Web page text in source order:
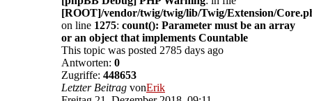
[ROOT]/vendor/twig/twig/lib/Twig/Extension/
on line 1275: count(): Parameter must be an array
or an object that implements Countable
This topic was posted 2785 days ago
Antworten: 0
Zugriffe: 448653
Letzter Beitrag vonErik